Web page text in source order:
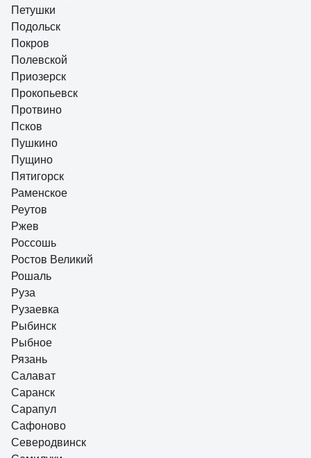
Петушки
Подольск
Покров
Полевской
Приозерск
Прокопьевск
Протвино
Псков
Пушкино
Пущино
Пятигорск
Раменское
Реутов
Ржев
Россошь
Ростов Великий
Рошаль
Руза
Рузаевка
Рыбинск
Рыбное
Рязань
Салават
Саранск
Сарапул
Сафоново
Северодвинск